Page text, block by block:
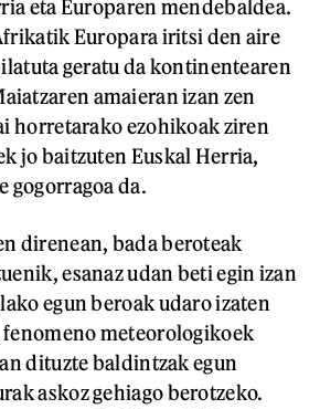
eta Europaren mendebaldea.
Europara iritsi den aire
geratu da kontinentearen
amaieran izan zen
horretarako ezohikoak ziren
jo baitzuten Euskal Herria,
gogorragoa da.
direnean, bada beroteak
esanaz udan beti egin izan
egun beroak udaro izaten
meteorologikoek
dituzte baldintzak egun
askoz gehiago berotzeko.